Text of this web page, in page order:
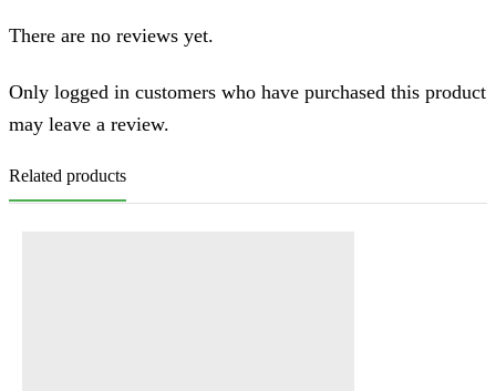
There are no reviews yet.
Only logged in customers who have purchased this product
may leave a review.
Related products